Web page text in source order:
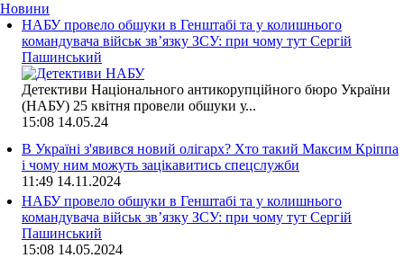
Новини
НАБУ провело обшуки в Генштабі та у колишнього
командувача військ зв’язку ЗСУ: при чому тут Сергій
Пашинський
Детективи Національного антикорупційного бюро України
(НАБУ) 25 квітня провели обшуки у...
15:08 14.05.24
В Україні з'явився новий олігарх? Хто такий Максим Кріппа
і чому ним можуть зацікавитись спецслужби
11:49 14.11.2024
НАБУ провело обшуки в Генштабі та у колишнього
командувача військ зв’язку ЗСУ: при чому тут Сергій
Пашинський
15:08 14.05.2024